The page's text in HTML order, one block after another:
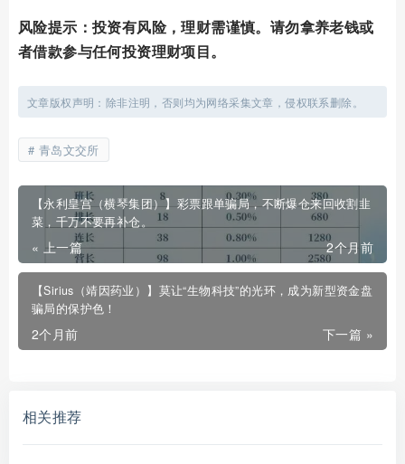
风险提示：投资有风险，理财需谨慎。请勿拿养老钱或
者借款参与任何投资理财项目。
文章版权声明：除非注明，否则均为网络采集文章，侵权联系删除。
青岛文交所
【永利皇宫（横琴集团）】彩票跟单骗局，不断爆仓来回收割韭
菜，千万不要再补仓。
« 上一篇 2个月前
【Sirius（靖因药业）】莫让“生物科技”的光环，成为新型资金盘
骗局的保护色！
下一篇 »
2个月前
相关推荐